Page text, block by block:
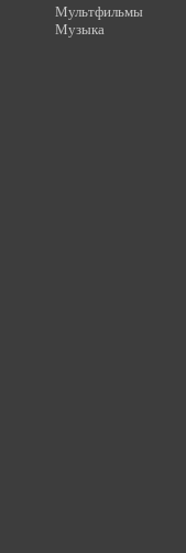
Мультфильмы
Музыка